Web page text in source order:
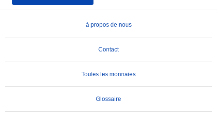
à propos de nous
Contact
Toutes les monnaies
Glossaire